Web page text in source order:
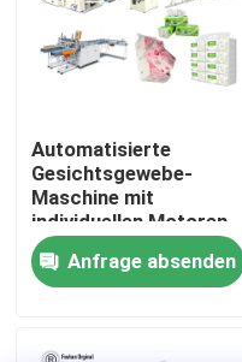
Kontakt mit uns
Bitte um ein Angebot
VR
Seidenpapier-
Automatisierte
Gesichtsgewebe-
Maschine mit
individuellen Motoren,
Frequenzumwandlern
und
Laminationstechnologie
Anfrage absenden